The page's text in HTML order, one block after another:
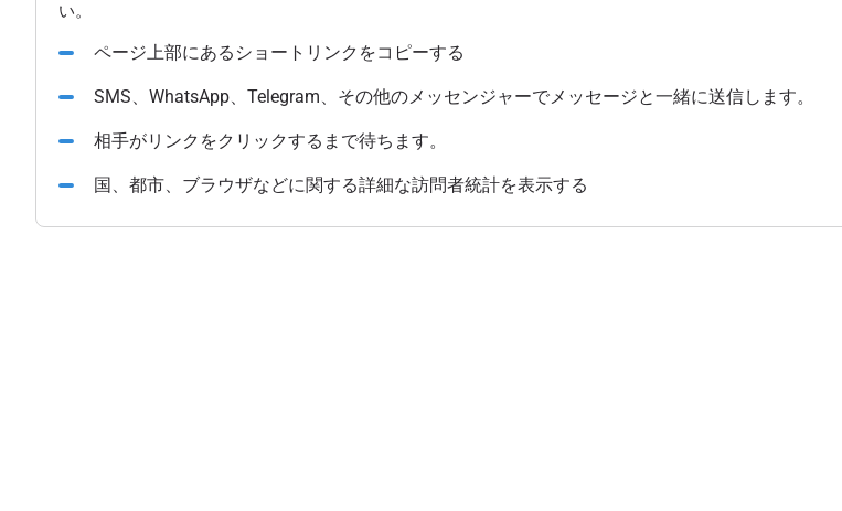
い。
ページ上部にあるショートリンクをコピーする
SMS、WhatsApp、Telegram、その他のメッセンジャーでメッセージと一緒に送信します。
相手がリンクをクリックするまで待ちます。
国、都市、ブラウザなどに関する詳細な訪問者統計を表示する